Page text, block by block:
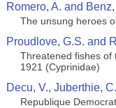
Romero, A. and
The unsung heroes
Proudlove, G.S. and
Threatened fishes of
1921 (Cyprinidae)
Decu, V., Juberthie,
Republique